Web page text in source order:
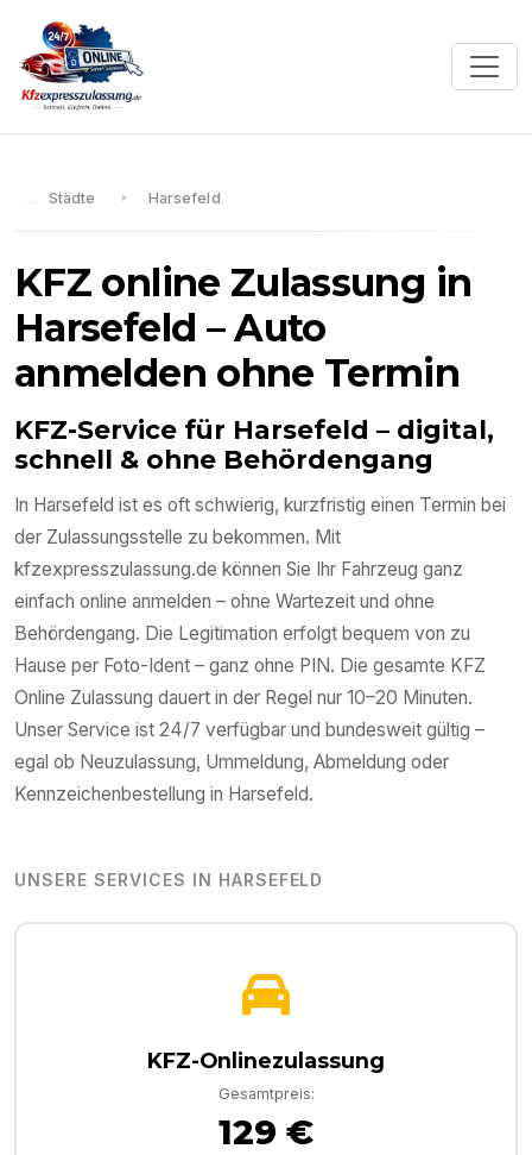
Städte Harsefeld
KFZ online Zulassung in
Harsefeld – Auto
anmelden ohne Termin
KFZ-Service für Harsefeld – digital,
schnell & ohne Behördengang
In Harsefeld ist es oft schwierig, kurzfristig einen Termin bei
der Zulassungsstelle zu bekommen. Mit
kfzexpresszulassung.de können Sie Ihr Fahrzeug ganz
einfach online anmelden – ohne Wartezeit und ohne
Behördengang. Die Legitimation erfolgt bequem von zu
Hause per Foto-Ident – ganz ohne PIN. Die gesamte KFZ
Online Zulassung dauert in der Regel nur 10–20 Minuten.
Unser Service ist 24/7 verfügbar und bundesweit gültig –
egal ob Neuzulassung, Ummeldung, Abmeldung oder
Kennzeichenbestellung in Harsefeld.
UNSERE SERVICES IN HARSEFELD
KFZ-Onlinezulassung
Gesamtpreis:
129 €